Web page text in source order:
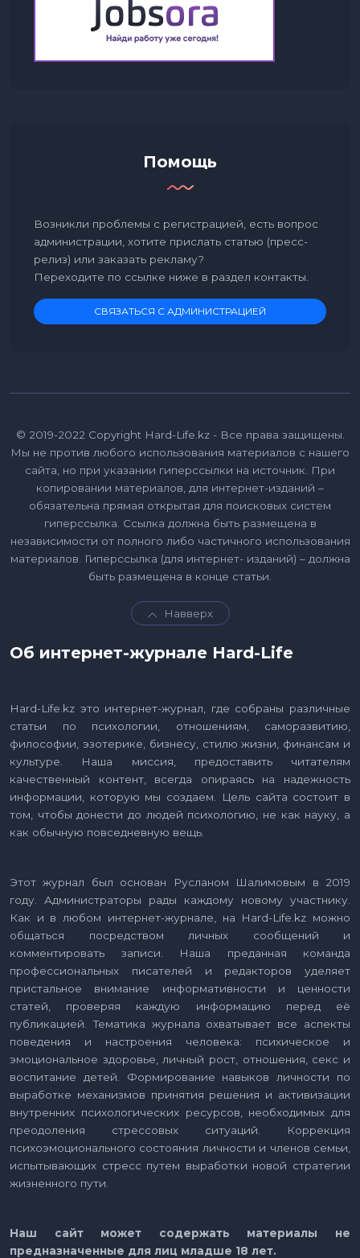
Помощь
Возникли проблемы с регистрацией, есть вопрос
администрации, хотите прислать статью (пресс-
релиз) или заказать рекламу?
Переходите по ссылке ниже в раздел контакты.
СВЯЗАТЬСЯ С АДМИНИСТРАЦИЕЙ
© 2019-2022 Copyright Hard-Life.kz - Все права защищены.
Мы не против любого использования материалов с нашего
сайта, но при указании гиперссылки на источник. При
копировании материалов, для интернет-изданий –
обязательна прямая открытая для поисковых систем
гиперссылка. Ссылка должна быть размещена в
независимости от полного либо частичного использования
материалов. Гиперссылка (для интернет- изданий) – должна
быть размещена в конце статьи.
Навверх
Об интернет-журнале Hard-Life
Hard-Life.kz это интернет-журнал, где собраны различные
статьи по психологии, отношениям, саморазвитию,
философии, эзотерике, бизнесу, стилю жизни, финансам и
культуре. Наша миссия, предоставить читателям
качественный контент, всегда опираясь на надежность
информации, которую мы создаем. Цель сайта состоит в
том, чтобы донести до людей психологию, не как науку, а
как обычную повседневную вещь.
Этот журнал был основан Русланом Шалимовым в 2019
году. Администраторы рады каждому новому участнику.
Как и в любом интернет-журнале, на Hard-Life.kz можно
общаться посредством личных сообщений и
комментировать записи. Наша преданная команда
профессиональных писателей и редакторов уделяет
пристальное внимание информативности и ценности
статей, проверяя каждую информацию перед её
публикацией. Тематика журнала охватывает все аспекты
поведения и настроения человека: психическое и
эмоциональное здоровье, личный рост, отношения, секс и
воспитание детей. Формирование навыков личности по
выработке механизмов принятия решения и активизации
внутренних психологических ресурсов, необходимых для
преодоления стрессовых ситуаций. Коррекция
психоэмоционального состояния личности и членов семьи,
испытывающих стресс путем выработки новой стратегии
жизненного пути.
Наш сайт может содержать материалы не
предназначенные для лиц младше 18 лет.